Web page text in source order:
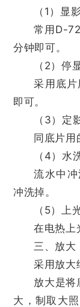
（1）显影
常用D-
分钟即可。
（2）停
采用底
即可。
（3）定
同底片用
（4）水
流水中
冲洗掉。
（5）上
在电热上
三、放大
采用放大
放大是将
大，制取大